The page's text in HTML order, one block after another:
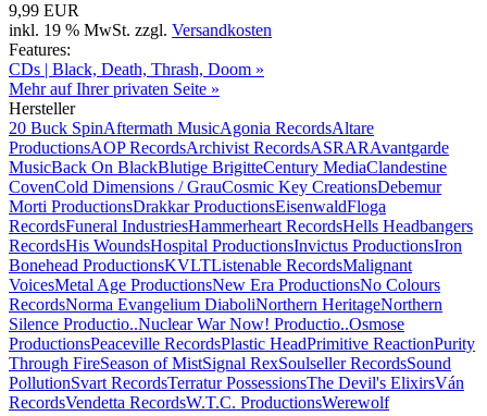
9,99 EUR
inkl. 19 % MwSt. zzgl. Versandkosten
Features:
CDs | Black, Death, Thrash, Doom »
Mehr auf Ihrer privaten Seite »
Hersteller
20 Buck SpinAftermath MusicAgonia RecordsAltare
ProductionsAOP RecordsArchivist RecordsASRARAvantgarde
MusicBack On BlackBlutige BrigitteCentury MediaClandestine
CovenCold Dimensions / GrauCosmic Key CreationsDebemur
Morti ProductionsDrakkar ProductionsEisenwaldFloga
RecordsFuneral IndustriesHammerheart RecordsHells Headbangers
RecordsHis WoundsHospital ProductionsInvictus ProductionsIron
Bonehead ProductionsKVLTListenable RecordsMalignant
VoicesMetal Age ProductionsNew Era ProductionsNo Colours
RecordsNorma Evangelium DiaboliNorthern HeritageNorthern
Silence Productio..Nuclear War Now! Productio..Osmose
ProductionsPeaceville RecordsPlastic HeadPrimitive ReactionPurity
Through FireSeason of MistSignal RexSoulseller RecordsSound
PollutionSvart RecordsTerratur PossessionsThe Devil's ElixirsVán
RecordsVendetta RecordsW.T.C. ProductionsWerewolf